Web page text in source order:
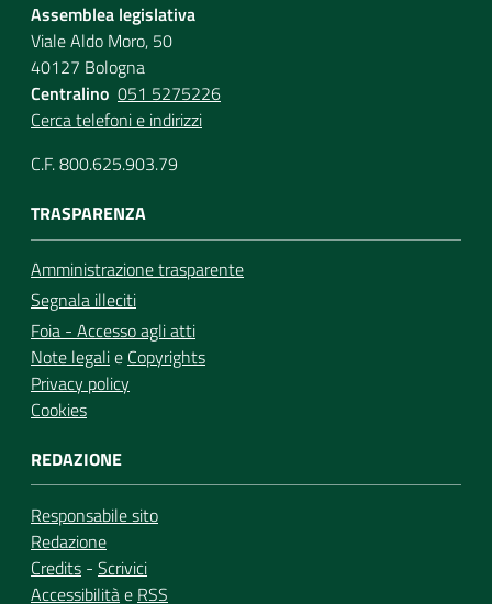
Assemblea legislativa
Viale Aldo Moro, 50
40127 Bologna
Centralino 051 5275226
Cerca telefoni e indirizzi
C.F. 800.625.903.79
TRASPARENZA
Amministrazione trasparente
Segnala illeciti
Foia - Accesso agli atti
Note legalie Copyrights
Privacy policy
Cookies
REDAZIONE
Responsabile sito
Redazione
Credits - Scrivici
Accessibilitàe RSS